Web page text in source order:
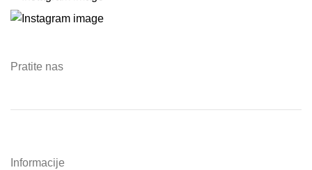
Pratite nas
Informacije